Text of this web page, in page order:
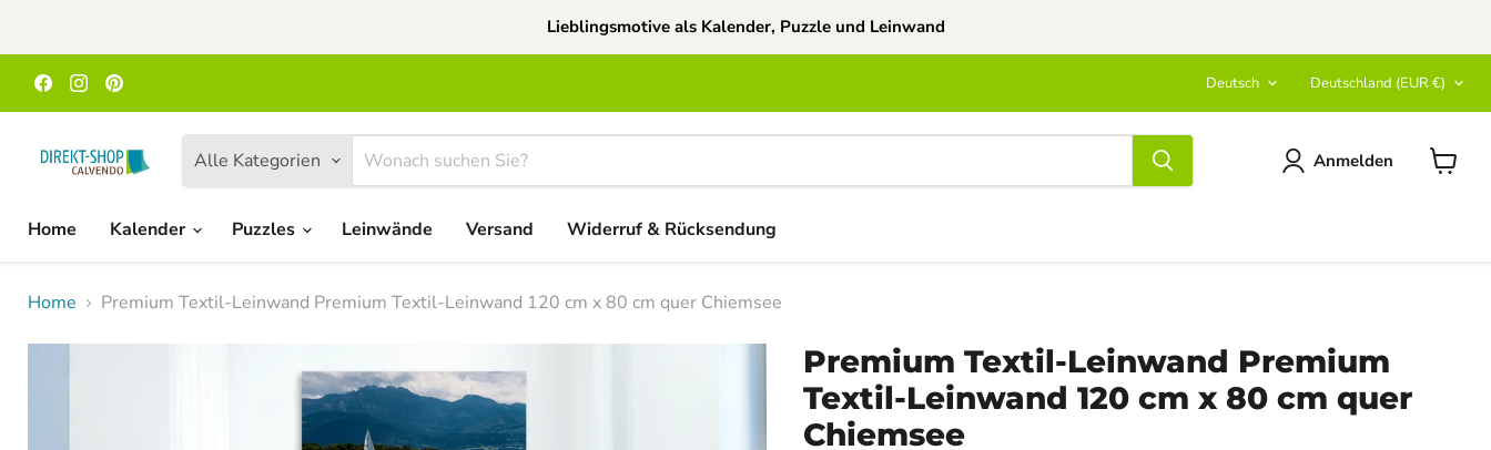
Lieblingsmotive als Kalender, Puzzle und Leinwand
Finden
Sie
uns
Facebook
Finden
Sie
uns
Instagram
uns
Pinterest
Sprache
Deutsch Land
Deutschland (EUR €)
Alle Kategorien Anmelden
Home
Kalender Puzzles Leinwände Versand Widerruf & Rücksendung
Home Premium Textil-Leinwand Premium Textil-Leinwand 120 cm x 80 cm quer Chiemsee
Premium Textil-Leinwand Premium
Textil-Leinwand 120 cm x 80 cm quer
Chiemsee